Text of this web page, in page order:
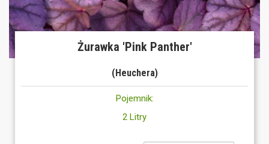
Żurawka 'Pink Panther'
(Heuchera)
Pojemnik:
2 Litry